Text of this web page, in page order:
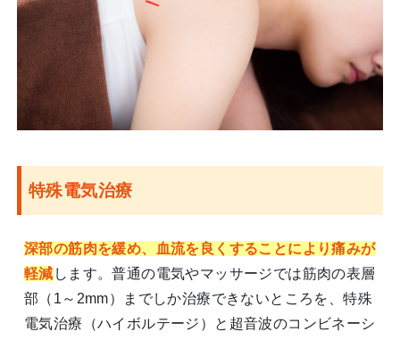
特殊電気治療
深部の筋肉を緩め、血流を良くすることにより痛みが
軽減 します。普通の電気やマッサージでは筋肉の表層
部（1～2mm）までしか治療できないところを、特殊
電気治療（ハイボルテージ）と超音波のコンビネーシ